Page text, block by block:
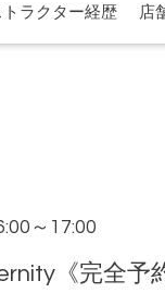
トラクター経歴
店
～17:00
《完全予